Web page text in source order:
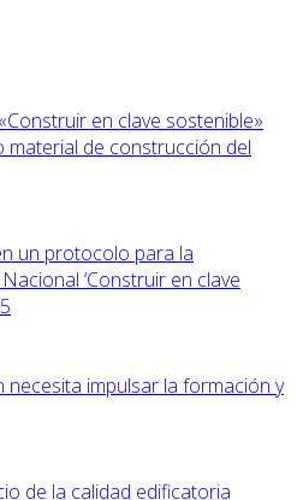
en clave sostenible»
material de construcción del
un protocolo para la
‘Construir en clave
impulsar la formación y
de la calidad edificatoria